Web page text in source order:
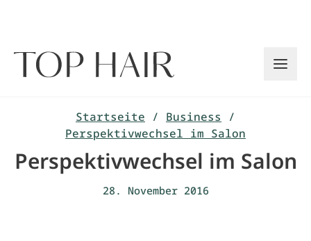
Startseite / Business
/
Perspektivwechsel im Salon
Perspektivwechsel im Salon
28. November 2016